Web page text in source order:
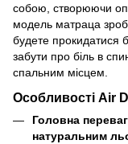
собою, створюючи
модель матраца
будете прокидатися
забути про біль в
спальним місцем.
Особливості Air
Головна
натуральним